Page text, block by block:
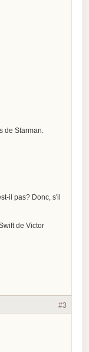
de Starman.
il pas? Donc, s'il
de Victor
#3